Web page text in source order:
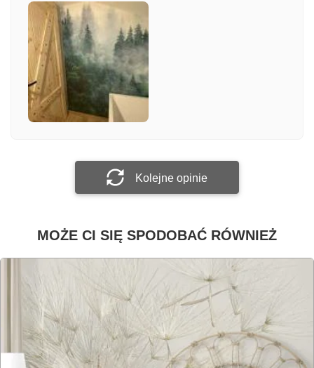
Załącz zdjęcie
Kolejne opinie
MOŻE CI SIĘ SPODOBAĆ RÓWNIEŻ